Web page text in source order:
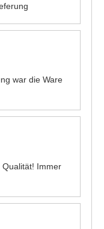
war die Ware
Immer